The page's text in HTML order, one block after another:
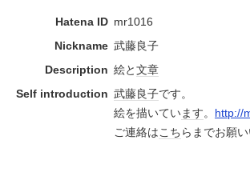
Hatena ID mr1016
Nickname 武藤良子
Description 絵と文章
Self introduction 武藤良子です。
絵を描いています。 http://
ご連絡はこちらまでお願い